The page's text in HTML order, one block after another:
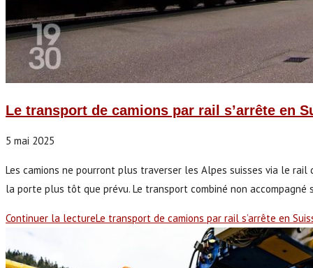
Le transport de camions par rail s’arrête en
5 mai 2025
Les camions ne pourront plus traverser les Alpes suisses via le
la porte plus tôt que prévu. Le transport combiné non accompagné
Continuer la lectureLe transport de camions par rail s’arrête en